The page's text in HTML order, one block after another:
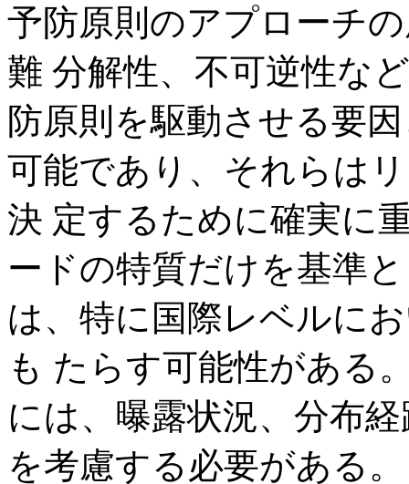
予防原則のアプローチ
難 分解性、不可逆性な
防原則を駆動させる要
可能であり、それらは
決 定するために確実に
ードの特質だけを基準
は、特に国際レベルに
も たらす可能性がある
には、曝露状況、分布
を考慮する必要がある。